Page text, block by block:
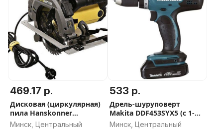
469.17 р.
Дисковая (циркулярная)
пила Hanskonner
HCS50210
Минск, Центральный
533 р.
Дрель-шуруповерт
Makita DDF453SYX5 (с 1-
им АКБ)
Минск, Центральный